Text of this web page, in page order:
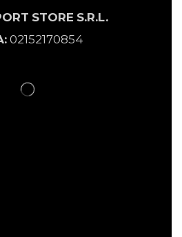
STORE S.R.L.
02152170854